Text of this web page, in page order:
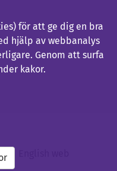
för att ge dig en bra
hjälp av webbanalys
Genom att surfa
kakor.